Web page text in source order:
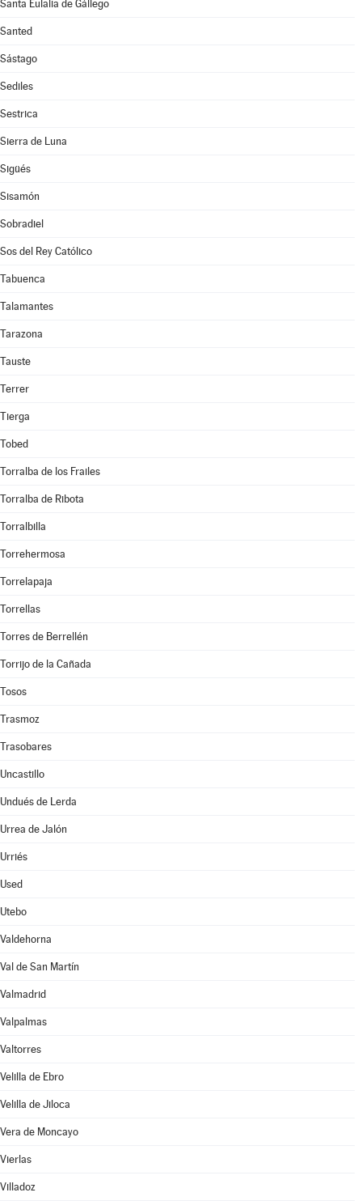
Santa Eulalia de Gállego
Santed
Sástago
Sediles
Sestrica
Sierra de Luna
Sigüés
Sisamón
Sobradiel
Sos del Rey Católico
Tabuenca
Talamantes
Tarazona
Tauste
Terrer
Tierga
Tobed
Torralba de los Frailes
Torralba de Ribota
Torralbilla
Torrehermosa
Torrelapaja
Torrellas
Torres de Berrellén
Torrijo de la Cañada
Tosos
Trasmoz
Trasobares
Uncastillo
Undués de Lerda
Urrea de Jalón
Urriés
Used
Utebo
Valdehorna
Val de San Martín
Valmadrid
Valpalmas
Valtorres
Velilla de Ebro
Velilla de Jiloca
Vera de Moncayo
Vierlas
Villadoz